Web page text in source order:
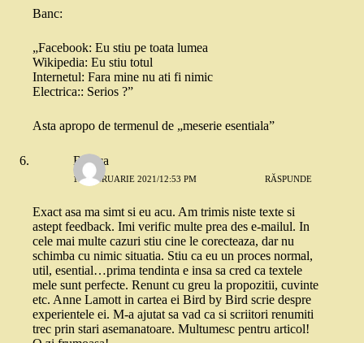
Banc:
„Facebook: Eu stiu pe toata lumea
Wikipedia: Eu stiu totul
Internetul: Fara mine nu ati fi nimic
Electrica:: Serios ?”
Asta apropo de termenul de „meserie esentiala”
Bianca
18 FEBRUARIE 2021/12:53 PM RĂSPUNDE
Exact asa ma simt si eu acu. Am trimis niste texte si
astept feedback. Imi verific multe prea des e-mailul. In
cele mai multe cazuri stiu cine le corecteaza, dar nu
schimba cu nimic situatia. Stiu ca eu un proces normal,
util, esential…prima tendinta e insa sa cred ca textele
mele sunt perfecte. Renunt cu greu la propozitii, cuvinte
etc. Anne Lamott in cartea ei Bird by Bird scrie despre
experientele ei. M-a ajutat sa vad ca si scriitori renumiti
trec prin stari asemanatoare. Multumesc pentru articol!